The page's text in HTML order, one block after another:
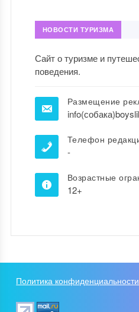
НОВОСТИ ТУРИЗМА
Сайт о туризме и
поведения.
Размещение
Телефон
-
Возрастные
12+
Политика конфиденциальности